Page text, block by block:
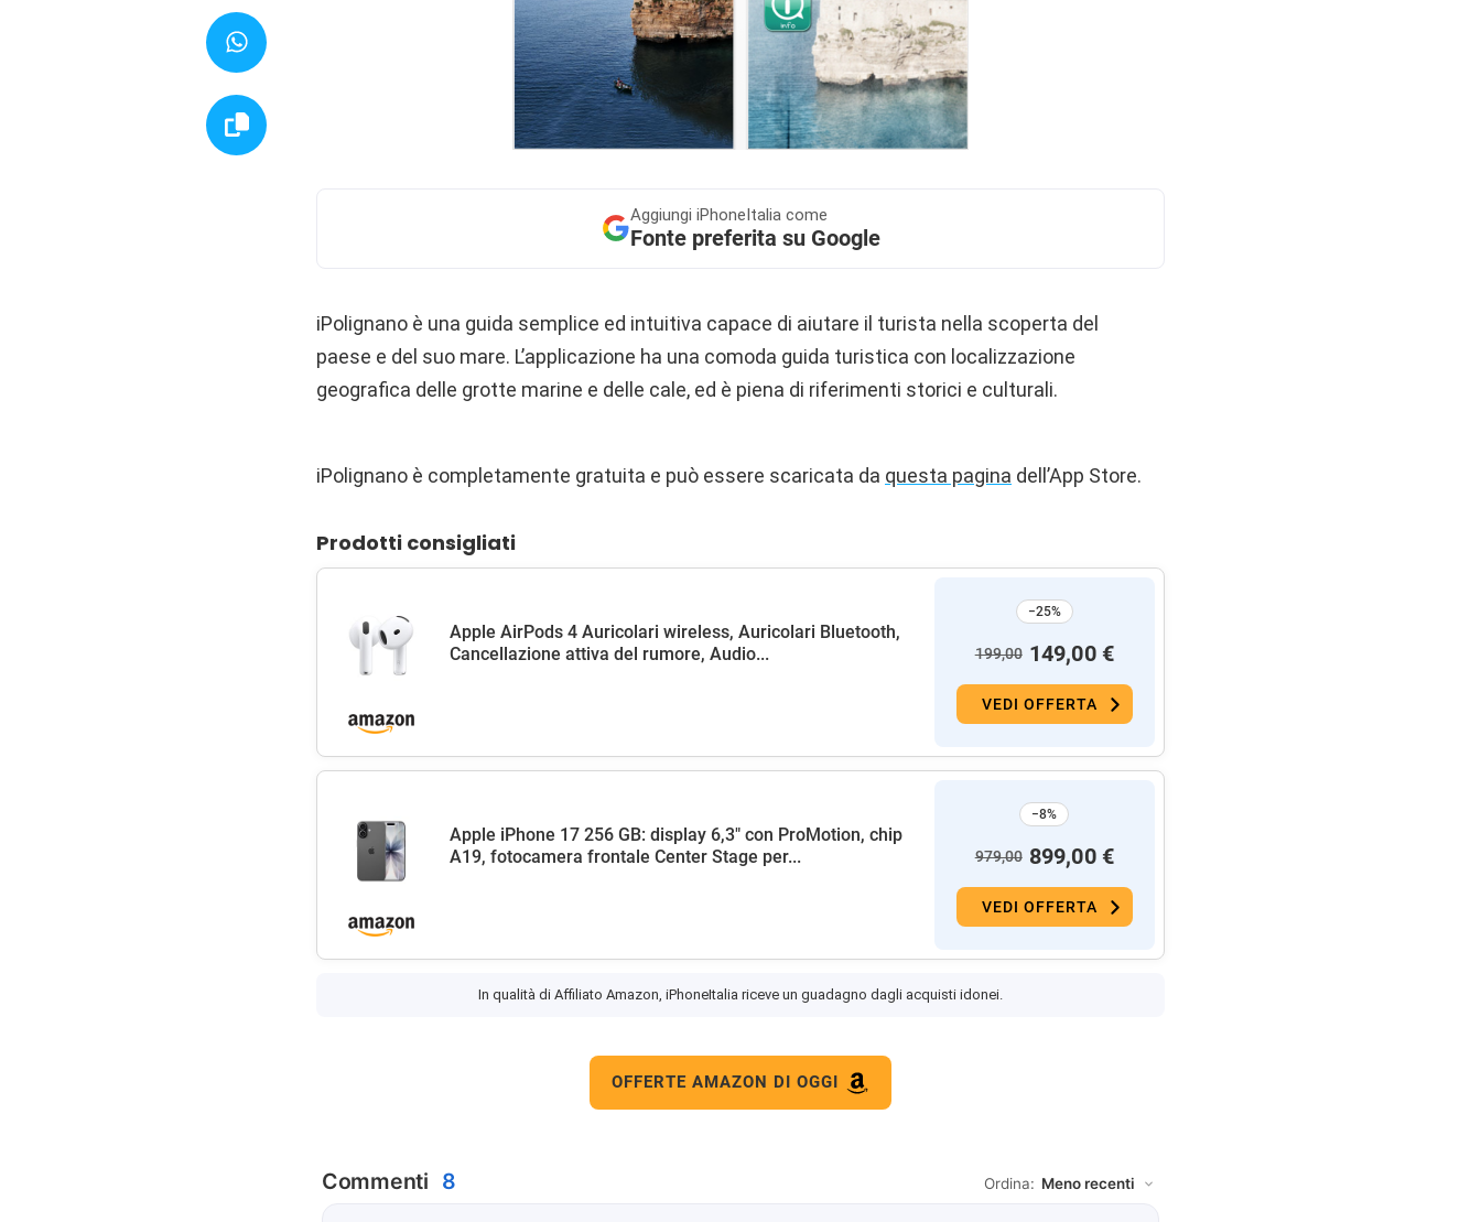
Aggiungi iPhoneItalia come
Fonte preferita su Google
iPolignano è una guida semplice ed intuitiva capace di aiutare il turista nella scoperta del
paese e del suo mare. L’applicazione ha una comoda guida turistica con localizzazione
geografica delle grotte marine e delle cale, ed è piena di riferimenti storici e culturali.
iPolignano è completamente gratuita e può essere scaricata da questa pagina dell’App Store.
Prodotti consigliati
Apple AirPods 4 Auricolari wireless, Auricolari Bluetooth,
Cancellazione attiva del rumore, Audio...
−25%
199,00 149,00 €
VEDI OFFERTA
Apple iPhone 17 256 GB: display 6,3" con ProMotion, chip
A19, fotocamera frontale Center Stage per...
−8%
979,00 899,00 €
VEDI OFFERTA
In qualità di Affiliato Amazon, iPhoneItalia riceve un guadagno dagli acquisti idonei.
OFFERTE AMAZON DI OGGI
Commenti 8 Ordina: